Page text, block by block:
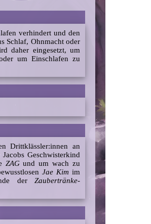
verhindert und den
Schlaf, Ohnmacht oder
daher eingesetzt, um
um Einschlafen zu
Drittklässler:innen an
Geschwisterkind
ZAGund um wach zu
Jae Kim im
der Zaubertränke-